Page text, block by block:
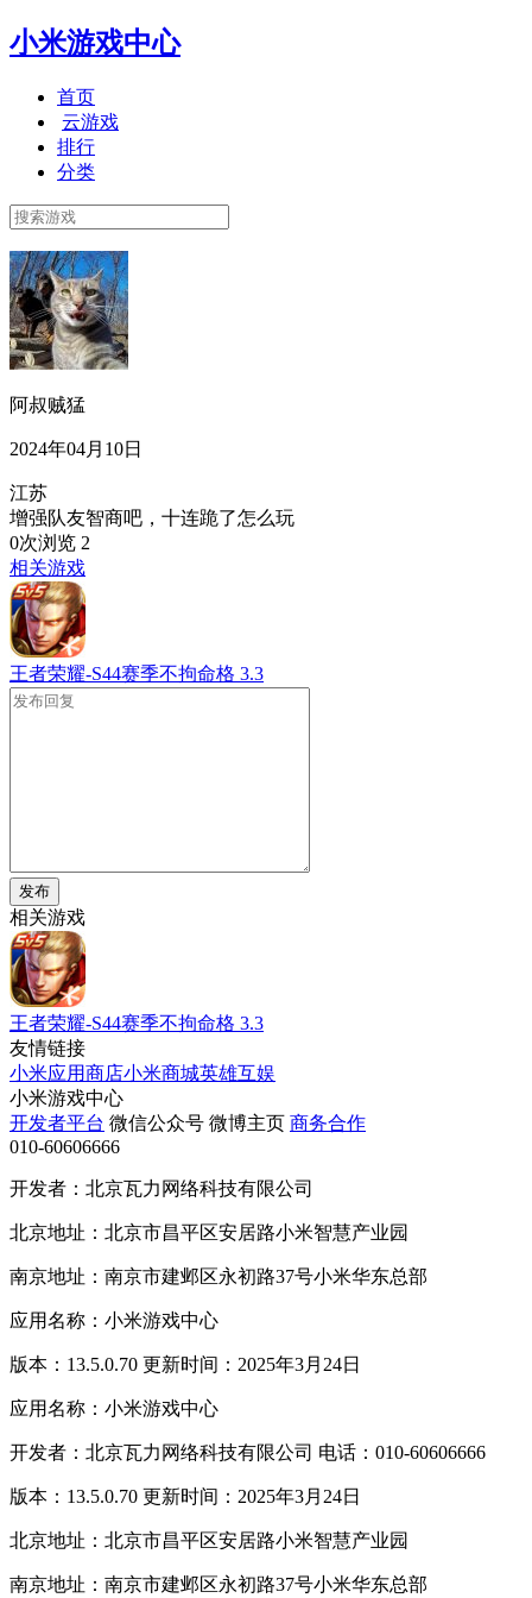
小米游戏中心
首页
云游戏
排行
分类
阿叔贼猛
2024年04月10日
江苏
增强队友智商吧，十连跪了怎么玩
0次浏览 2
相关游戏
王者荣耀-S44赛季不拘命格 3.3
发布
相关游戏
王者荣耀-S44赛季不拘命格 3.3
友情链接
小米应用商店小米商城英雄互娱
小米游戏中心
开发者平台 微信公众号 微博主页 商务合作
010-60606666
开发者：北京瓦力网络科技有限公司
北京地址：北京市昌平区安居路小米智慧产业园
南京地址：南京市建邺区永初路37号小米华东总部
应用名称：小米游戏中心
版本：13.5.0.70 更新时间：2025年3月24日
应用名称：小米游戏中心
开发者：北京瓦力网络科技有限公司 电话：010-60606666
版本：13.5.0.70 更新时间：2025年3月24日
北京地址：北京市昌平区安居路小米智慧产业园
南京地址：南京市建邺区永初路37号小米华东总部